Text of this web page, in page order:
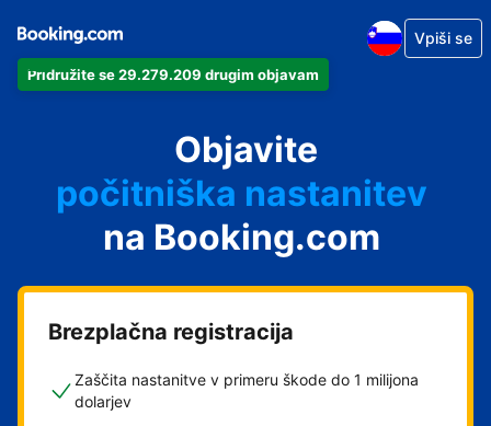
Pridružite se 29.279.209 drugim objavam
Vpiši se
Objavite
svoj apartma
svoj hotel
počitniška nastanitev
svoje gostišče
svoj B&B
na Booking.com
Brezplačna registracija
Zaščita nastanitve v primeru škode do 1 milijona
dolarjev